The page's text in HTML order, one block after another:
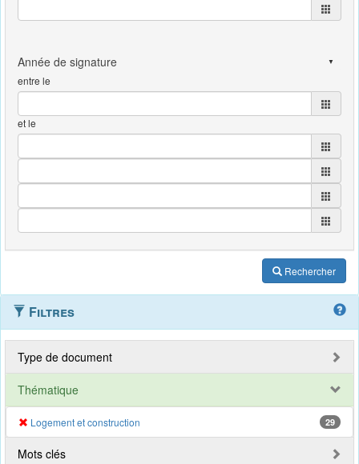
entre le
et le
Rechercher
Filtres
Type de document
Thématique
Logement et construction 29
Mots clés